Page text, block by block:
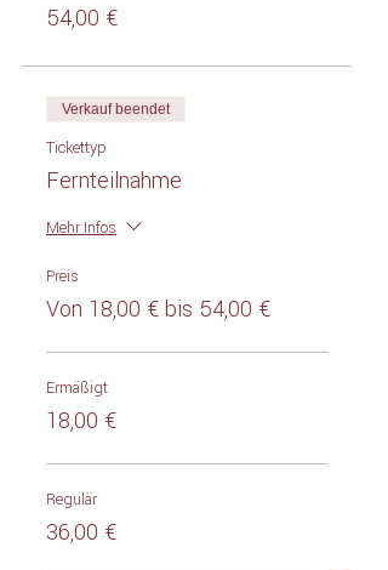
54,00 €
Verkauf beendet
Tickettyp
Fernteilnahme
Mehr Infos
Preis
Von 18,00 € bis 54,00 €
Ermäßigt
18,00 €
Regulär
36,00 €